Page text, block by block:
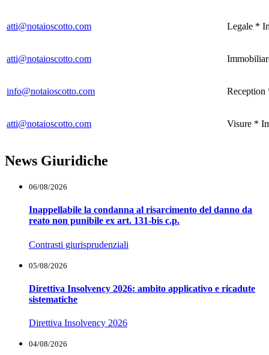
atti@notaioscotto.com Legale *
atti@notaioscotto.com
info@notaioscotto.com Reception
atti@notaioscotto.com Visure *
News Giuridiche
06/08/2026
Inappellabile la condanna al risarcimento del danno da
reato non punibile ex art. 131-bis c.p.
Contrasti giurisprudenziali
05/08/2026
Direttiva Insolvency 2026: ambito applicativo e ricadute
sistematiche
Direttiva Insolvency 2026
04/08/2026